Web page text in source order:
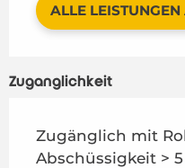
ALLE
Zugänglichkeit
Zugänglich mit
Abschüssigkeit >